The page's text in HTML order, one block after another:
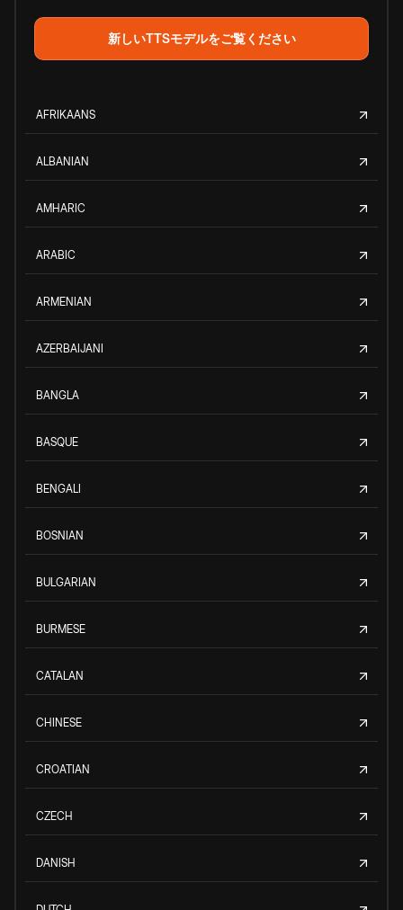
新しいTTSモデルをご覧ください
AFRIKAANS
ALBANIAN
AMHARIC
ARABIC
ARMENIAN
AZERBAIJANI
BANGLA
BASQUE
BENGALI
BOSNIAN
BULGARIAN
BURMESE
CATALAN
CHINESE
CROATIAN
CZECH
DANISH